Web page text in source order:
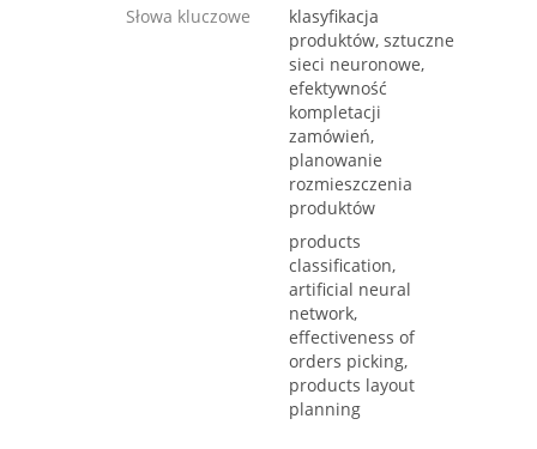
Słowa kluczowe
klasyfikacja
produktów, sztuczne
sieci neuronowe,
efektywność
kompletacji
zamówień,
planowanie
rozmieszczenia
produktów
products
classification,
artificial neural
network,
effectiveness of
orders picking,
products layout
planning